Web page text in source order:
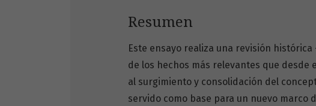
Resumen
Este ensayo realiza una revisión
de los hechos más relevantes que desde
al surgimiento y consolidación del
servido como base para un nuevo marco